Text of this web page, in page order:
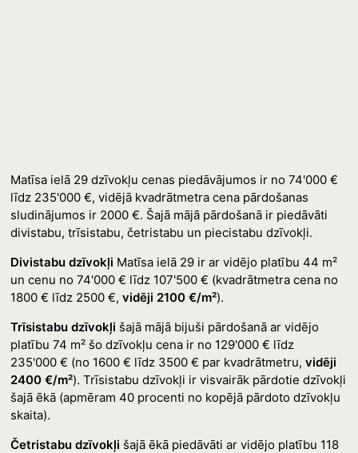
Matīsa ielā 29 dzīvokļu cenas piedāvājumos ir no 74'000 €
līdz 235'000 €, vidējā kvadrātmetra cena pārdošanas
sludinājumos ir 2000 €. Šajā mājā pārdošanā ir piedāvāti
divistabu, trīsistabu, četristabu un piecistabu dzīvokļi.
Divistabu dzīvokļi Matīsa ielā 29 ir ar vidējo platību 44 m²
un cenu no 74'000 € līdz 107'500 € (kvadrātmetra cena no
1800 € līdz 2500 €, vidēji 2100 €/m²).
Trīsistabu dzīvokļi šajā mājā bijuši pārdošanā ar vidējo
platību 74 m² šo dzīvokļu cena ir no 129'000 € līdz
235'000 € (no 1600 € līdz 3500 € par kvadrātmetru, vidēji
2400 €/m²). Trīsistabu dzīvokļi ir visvairāk pārdotie dzīvokļi
šajā ēkā (apmēram 40 procenti no kopējā pārdoto dzīvokļu
skaita).
Četristabu dzīvokļi šajā ēkā piedāvāti ar vidējo platību 118